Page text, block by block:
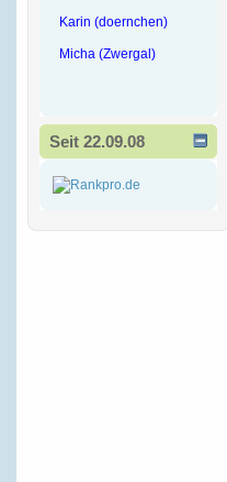
Karin (doernchen)
Micha (Zwergal)
Seit 22.09.08